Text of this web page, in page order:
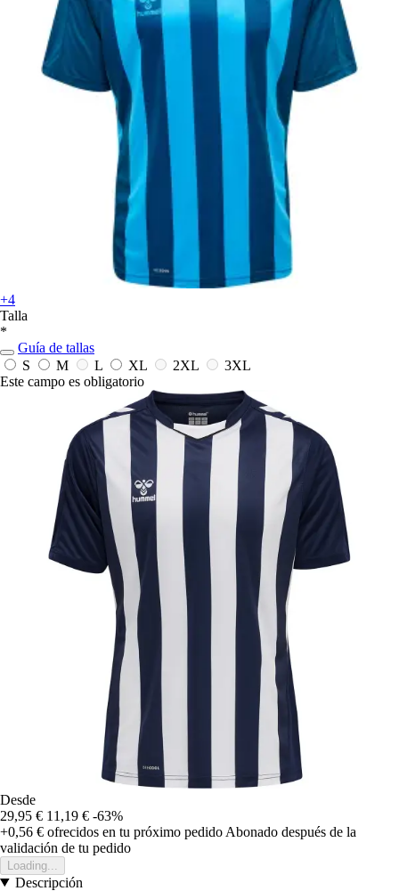
+4
Talla
*
Guía de tallas
S
M L XL 2XL
3XL
Este campo es obligatorio
Desde
29,95 € 11,19 € -63%
+0,56 € ofrecidos en tu próximo pedido Abonado después de la
validación de tu pedido
Loading...
Descripción